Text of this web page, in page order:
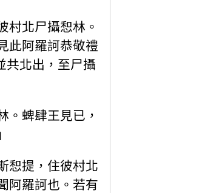
村北尸攝惒林。
此阿羅訶恭敬禮
共北出，至尸攝
。蜱肆王見已，
惒提，住彼村北
阿羅訶也。若有